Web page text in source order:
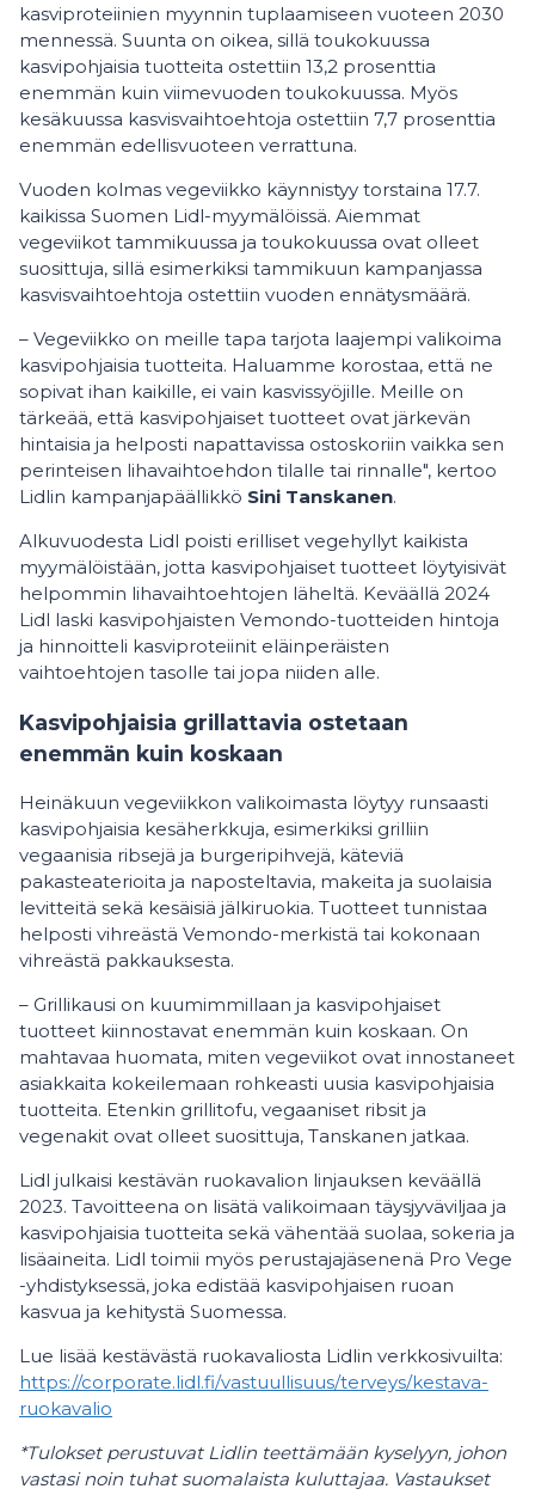
kasviproteiinien myynnin tuplaamiseen vuoteen 2030
mennessä. Suunta on oikea, sillä toukokuussa
kasvipohjaisia tuotteita ostettiin 13,2 prosenttia
enemmän kuin viimevuoden toukokuussa. Myös
kesäkuussa kasvisvaihtoehtoja ostettiin 7,7 prosenttia
enemmän edellisvuoteen verrattuna.
Vuoden kolmas vegeviikko käynnistyy torstaina 17.7.
kaikissa Suomen Lidl-myymälöissä. Aiemmat
vegeviikot tammikuussa ja toukokuussa ovat olleet
suosittuja, sillä esimerkiksi tammikuun kampanjassa
kasvisvaihtoehtoja ostettiin vuoden ennätysmäärä.
– Vegeviikko on meille tapa tarjota laajempi valikoima
kasvipohjaisia tuotteita. Haluamme korostaa, että ne
sopivat ihan kaikille, ei vain kasvissyöjille. Meille on
tärkeää, että kasvipohjaiset tuotteet ovat järkevän
hintaisia ja helposti napattavissa ostoskoriin vaikka sen
perinteisen lihavaihtoehdon tilalle tai rinnalle", kertoo
Lidlin kampanjapäällikkö Sini Tanskanen.
Alkuvuodesta Lidl poisti erilliset vegehyllyt kaikista
myymälöistään, jotta kasvipohjaiset tuotteet löytyisivät
helpommin lihavaihtoehtojen läheltä. Keväällä 2024
Lidl laski kasvipohjaisten Vemondo-tuotteiden hintoja
ja hinnoitteli kasviproteiinit eläinperäisten
vaihtoehtojen tasolle tai jopa niiden alle.
Kasvipohjaisia grillattavia ostetaan
enemmän kuin koskaan
Heinäkuun vegeviikkon valikoimasta löytyy runsaasti
kasvipohjaisia kesäherkkuja, esimerkiksi grilliin
vegaanisia ribsejä ja burgeripihvejä, käteviä
pakasteaterioita ja naposteltavia, makeita ja suolaisia
levitteitä sekä kesäisiä jälkiruokia. Tuotteet tunnistaa
helposti vihreästä Vemondo-merkistä tai kokonaan
vihreästä pakkauksesta.
– Grillikausi on kuumimmillaan ja kasvipohjaiset
tuotteet kiinnostavat enemmän kuin koskaan. On
mahtavaa huomata, miten vegeviikot ovat innostaneet
asiakkaita kokeilemaan rohkeasti uusia kasvipohjaisia
tuotteita. Etenkin grillitofu, vegaaniset ribsit ja
vegenakit ovat olleet suosittuja, Tanskanen jatkaa.
Lidl julkaisi kestävän ruokavalion linjauksen keväällä
2023. Tavoitteena on lisätä valikoimaan täysjyväviljaa ja
kasvipohjaisia tuotteita sekä vähentää suolaa, sokeria ja
lisäaineita. Lidl toimii myös perustajajäsenenä Pro Vege
-yhdistyksessä, joka edistää kasvipohjaisen ruoan
kasvua ja kehitystä Suomessa.
Lue lisää kestävästä ruokavaliosta Lidlin verkkosivuilta:
https://corporate.lidl.fi/vastuullisuus/terveys/kestava-
ruokavalio
*Tulokset perustuvat Lidlin teettämään kyselyyn, johon
vastasi noin tuhat suomalaista kuluttajaa. Vastaukset